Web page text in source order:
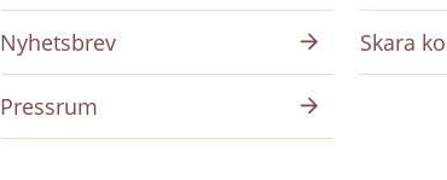
Nyhetsbrev
Pressrum
Skara